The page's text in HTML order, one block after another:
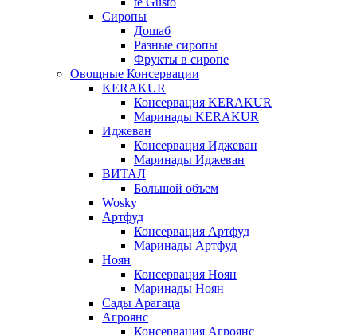
Сиропы
Дошаб
Разные сиропы
Фрукты в сиропе
Овощные Консервации
KERAKUR
Консервация KERAKUR
Маринады KERAKUR
Иджеван
Консервация Иджеван
Маринады Иджеван
ВИТАЛ
Большой объем
Wosky
Артфуд
Консервация Артфуд
Маринады Артфуд
Ноян
Консервация Ноян
Маринады Ноян
Сады Арагаца
Агроянс
Консервация Агроянс